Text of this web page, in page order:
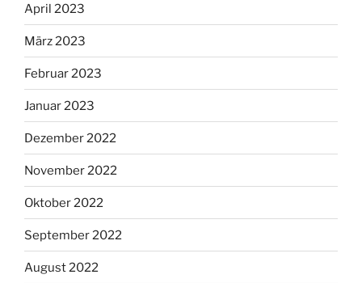
April 2023
März 2023
Februar 2023
Januar 2023
Dezember 2022
November 2022
Oktober 2022
September 2022
August 2022